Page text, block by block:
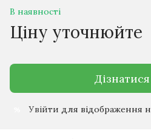
В наявності
Ціну уточнюйте
Увійти для відображення